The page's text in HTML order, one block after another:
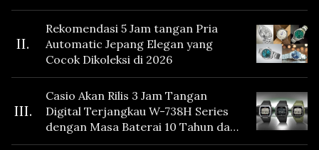
II.
Rekomendasi 5 Jam tangan Pria
Automatic Jepang Elegan yang
Cocok Dikoleksi di 2026
III.
Casio Akan Rilis 3 Jam Tangan
Digital Terjangkau W-738H Series
dengan Masa Baterai 10 Tahun dan
Fitur Vibration